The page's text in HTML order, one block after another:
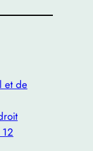
et de